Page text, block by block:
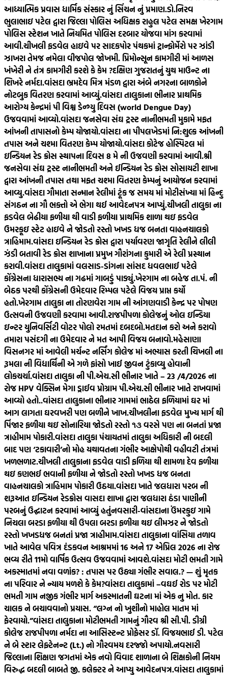
આધ્યાત્મિક પ્રવાસ ધાર્મિક સંસ્કાર નું સિંચન નું પ્રમાણ.ડો.નિરવ
ભુલાભાઇ પટેલ દ્વારા જિલ્લા પોલિસ અધિક્ષક રાહુલ પટેલ સમક્ષ ખેરગામ
પોલિસ સ્ટેશન ખાતે નિયમિત પોલિસ દરબાર યોજવા માંગ કરવામાં
આવી.ચીખલી ફડવેલ હાઇવે પર સાદકપોર પંથકમાં ટ્રાન્ફોર્મેરો પર ઝાંડી
ઝાખરા તેમજ નમેલા વીજપોલ જોખમી. પ્રિમોન્સૂન કામગીરી માં આળસ
ખંખેરી ને તંત્ર કામગીરી કરશે કે કેમ ?દક્ષિણ ગુજરાતનું યુથ માઉન્ટ ના
શિખરે નર્મદા.વાંસદા ભ્રમદેવ મિત્ર મંડળ દ્વારા અંબે નગરના બાળકોને
નોટબુક વિતરણ કરવામાં આવ્યું.વાંસદા તાલુકાના ભીનાર પ્રાથમિક
આરોગ્ય કેન્દ્રમાં પી વિશ્વ ડેન્ગ્યુ દિવસ (world Dengue Day)
ઉજવવામાં આવ્યો.વાંસદા જનસેવા સંઘ ટ્રસ્ટ નાનીભમતી મુકામે મફત
આંખની તાપાસનો કેમ્પ યોજાયો.વાંસદા ના પીપલખેડમાં નિ:શુલ્ક આંખની
તપાસ અને ચશ્મા વિતરણ કેમ્પ યોજાયો.વાંસદા કોટેજ હોસ્પિટલ માં
ઇન્ડિયન રેડ ક્રોસ સ્થાપના દિવસ 8 મે ની ઉજવણી કરવામાં આવી.શ્રી
જનસેવા સંઘ ટ્રસ્ટ નાનીભમતી અને ઈન્ડિયન રેડ ક્રોસ સોસાયટી શાખા
દ્વારા આંખની તપાસ તથા મફત ચશ્મા વિતરણ કેમ્પનું આયોજન કરવામાં
આવ્યુ.વાંસદા ગૌમાતા સન્માન રેલીમાં ટૂંક જ સમય માં મોટીસંખ્યા માં હિન્દુ
સંગઠન ના ગૌ ભક્તો એ ભેગા થઈ આવેદનપત્ર આપ્યું.ચીખલી તાલુકા ના
ફડવેલ બેઢીયા ફળીયા થી વાડી ફળીયા પ્રાથમિક શાળા થઇ ફડવેલ
ઉમરકૂઇ સ્ટેટ હાઇવે ને જોડતો રસ્તો ખખડ ધજ બનતા વાહનચાલકો
ત્રાહિમામ.વાંસદા ઇન્ડિયન રેડ ક્રોસ દ્વારા પર્યાવરણ જાગૃતિ રેલીને લીલી
ઝંડી બતાવી રેડ ક્રોસ શાખાના પ્રમુખ ગૌરાંગના કુમારી એ રેલી પ્રસ્થાન
કરાવી.વાંસદા તાલુકામાં વલસાડ-ડાંગના સાંસદ ધવલભાઈ પટેલે
કોંગ્રેસના ધારાસભ્ય ના ગઢમાં ગાબડું પાડ્યું.ખેરગામ ના બહેજ તા.પં. ની
બેઠક પરથી કોંગ્રેસની ઉમેદવાર રિમ્પલ પટેલે વિજય પ્રાપ્ત કર્યો
હતો.ખેરગામ તાલુકા ના તોરણવેરા ગામ ની આંગણવાડી કેન્દ્ર પર પોષણ
ઉત્સવની ઉજવણી કરવામા આવી.રાજપીપળા કોલેજનું ઓલ ઇન્ડિયા
ઇન્ટર યુનિવર્સિટી વોટર પોલો રમતમાં દબદબો.મતદાન કરો અને કરાવો
તમારા પસંદગી ના ઉમેદવાર ને મત આપી વિજય બનાવો.મહેસાણા
વિસનગર માં આવેલી મર્ચન્ટ નર્સિંગ કોલેજ માં અભ્યાસ કરતી ચિખલી ના
રૂમલા ની વિદ્યાર્થિની એ ગળે ફાંસો ખાઈ જીવન ટુંકાવ્યુ હોવાની
લોકચર્ચા.વાંસદા તાલુકા ની પી.એચ.સી ભીનાર ખાતે – 23 /4/2026 ના
રોજ HPV વેક્સિન મેગા ડ્રાઈવ પ્રોગ્રામ પી.એચ.સી ભીનાર ખાતે રાખવામાં
આવ્યો હતો..વાંસદા તાલુકાના ભીનાર ગામમાં ભાઠેલ ફળિયામાં ઘર માં
આગ લાગતા ઘરવખરી પણ બળીને ખાખ.ચીખલીના ફડવેલ મુખ્ય માર્ગ થી
પિંજાર ફળીયા થઇ સોનારિયા જોડતો રસ્તો ૧૩ વરસે પણ ના બનતાં પ્રજા
ત્રાહીમામ પોકારી.વાંસદા તાલુકા પંચાયતમાં તાલુકા અધિકારી ની બદલી
બાદ પણ ‘ટકાવારી’નો મોહ યથાવતના ગંભીર આક્ષેપોથી વહીવટી તંત્રમાં
ખળભળાટ.ચીખલી તાલુકાના ફડવેલ વાડી ફળિયા થી શામળા દેવ ફળીયા
થઇ કણભઈ ભવાની ફળીયા ને જોડતો રસ્તો ખખડ ધજ બનતા
વાહનચાલકો ત્રાહિમામ પોકારી ઉઠયા.વાંસદા ખાતે જલધારા પરબ ની
શરૂઆત ઇન્ડિયન રેડક્રોસ વાસદા શાખા દ્વારા જલધારા ઠંડા પાણીની
પરબનું ઉદ્ઘાટન કરવામાં આવ્યું હતુંનવસારી-વાંસદાના ઉંમરકુઇ ગામે
નિચલા બરડા ફળીયા થી ઉપલા બરડા ફળીયા થઇ લીમઝર ને જોડતો
રસ્તો ખખડધજ બનતાં પ્રજા ત્રાહીમામ.વાંસદા તાલુકાના વાંસિયા તળાવ
ખાતે આવેલ પવિત્ર દંડકવન આશ્રમમાં 16 અને 17 એપ્રિલ 2026 ના રોજ
ભવ્ય રીતે 11મો વાર્ષિક ઉત્સવ ઉજવવામાં આવશે.વાંસદા મોટી ભમતી ગામે
અકસ્માતમાં નવા વળાંક? : તપાસ પર ઉઠ્યા ગંભીર સવાલ.? — શું મૃતક
ના પરિવાર ને ન્યાય મળશે કે કેમ?વાંસદા તાલુકામાં –વઘઈ રોડ પર મોટી
ભમતી ગામ નજીક ગંભીર માર્ગ અકસ્માતની ઘટના માં એક નુ મોત. કાર
ચાલક ને બચાવવાનો પ્રયાસ. “લગ્ન નો ખુશીનો માહોલ માતમ માં
ફેરવાયો.”વાંસદા તાલુકાના મોટીભમતી ગામનું ગૌરવ શ્રી સી.પી. ડીગ્રી
કોલેજ રાજપીપળા નર્મદા ના આસિસ્ટન્ટ પ્રોફેસર ડૉ. વિજયભાઈ ડી. પટેલ
ને બે સ્ટાર લેફ્ટેનન્ટ (Lt.) નો ગૌરવમય દરજ્જો અપાયો.નવસારી
જિલ્લાના શિક્ષણ જગતમાં એક નવો વિવાદ શાળાના બે શિક્ષકોની નિયમ
વિરુદ્ધ બદલી બાબતે જી. કલેક્ટર ને આપ્યુ આવેદનપત્ર.વાંસદા તાલુકામાં